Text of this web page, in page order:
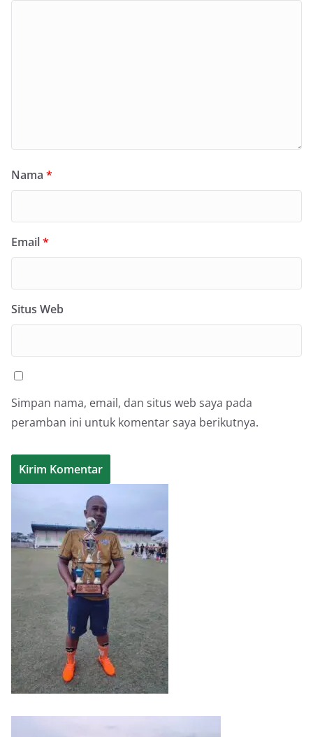
Nama *
Email*
Situs Web
Simpan nama, email, dan situs web saya pada
peramban ini untuk komentar saya berikutnya.